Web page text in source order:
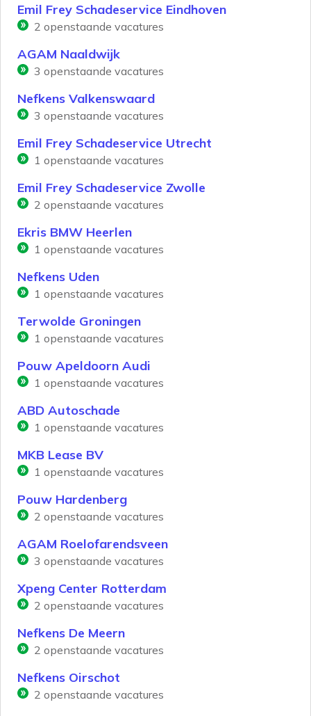
Emil Frey Schadeservice Eindhoven
2 openstaande vacatures
AGAM Naaldwijk
3 openstaande vacatures
Nefkens Valkenswaard
3 openstaande vacatures
Emil Frey Schadeservice Utrecht
1 openstaande vacatures
Emil Frey Schadeservice Zwolle
2 openstaande vacatures
Ekris BMW Heerlen
1 openstaande vacatures
Nefkens Uden
1 openstaande vacatures
Terwolde Groningen
1 openstaande vacatures
Pouw Apeldoorn Audi
1 openstaande vacatures
ABD Autoschade
1 openstaande vacatures
MKB Lease BV
1 openstaande vacatures
Pouw Hardenberg
2 openstaande vacatures
AGAM Roelofarendsveen
3 openstaande vacatures
Xpeng Center Rotterdam
2 openstaande vacatures
Nefkens De Meern
2 openstaande vacatures
Nefkens Oirschot
2 openstaande vacatures